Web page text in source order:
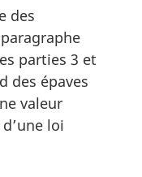
des
parties 3 et
des épaves
valeur
loi